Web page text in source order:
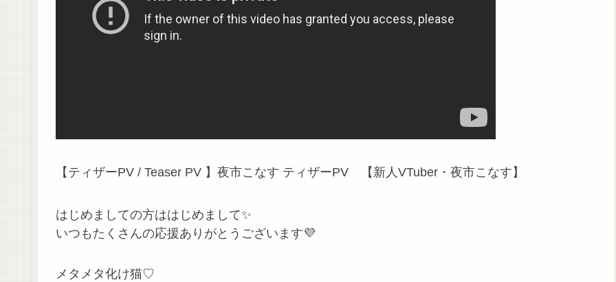
【ティザーPV / Teaser PV 】夜市こなす ティザーPV 【新人VTuber・夜市こなす】
はじめましての方ははじめまして✨
いつもたくさんの応援ありがとうございます💜
メタメタ化け猫♡